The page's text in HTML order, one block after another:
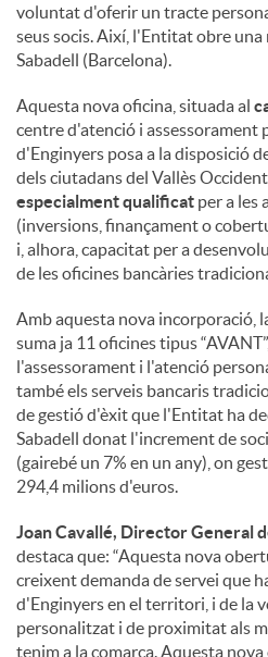
voluntat d'oferir un tracte
seus socis. Així, l'Entitat obre una
Sabadell (Barcelona).
Aquesta nova oficina, situada al
centre d'atenció i assessorament
d'Enginyers posa a la disposició
dels ciutadans del Vallès
especialment qualificat per a les
(inversions, finançament o
i, alhora, capacitat per a
de les oficines bancàries
Amb aquesta nova incorporació,
suma ja 11 oficines tipus
l'assessorament i l'atenció
també els serveis bancaris
de gestió d'èxit que l'Entitat ha
Sabadell donat l'increment de
(gairebé un 7% en un any), on
294,4 milions d'euros.
Joan Cavallé, Director General
destaca que: “Aquesta nova
creixent demanda de servei que
d'Enginyers en el territori, i de la
personalitzat i de proximitat als
tenim a la comarca. Aquesta